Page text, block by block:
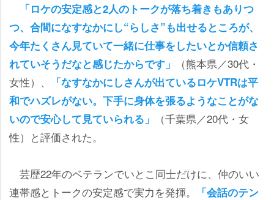
「ロケの安定感と2人のトークが落ち着きもありつ
つ、合間になすなかにし“らしさ”も出せるところが、
今年たくさん見ていて一緒に仕事をしたいとか信頼さ
れていそうだなと感じたからです」
（熊本県／30代・
女性）、
「なすなかにしさんが出ているロケVTRは平
和でハズレがない。下手に身体を張るようなことがな
いので安心して見ていられる」
（千葉県／20代・女
性）と評価された。
芸歴22年のベテランでいとこ同士だけに、仲のいい
連帯感とトークの安定感で実力を発揮。
「会話のテン